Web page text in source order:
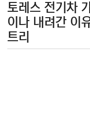
토레스 전기차
이나 내려간 이
트리